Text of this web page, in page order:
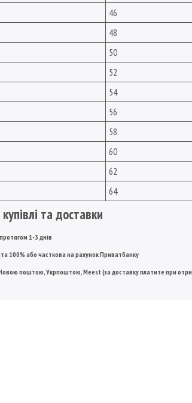
46
48
50
52
54
56
58
60
62
64
та доставки
1-3 днів
100% або часткова на рахунок Приватбанку
поштою, Укрпоштою, Meest (за доставку платите при